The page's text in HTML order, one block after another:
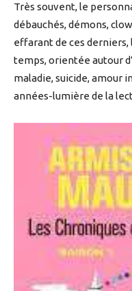
Très souvent, le
débauchés, démons,
effarant de ces derniers,
temps, orientée autour
maladie, suicide, amour
années-lumière de la